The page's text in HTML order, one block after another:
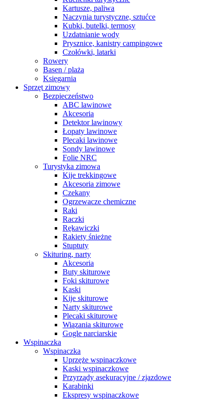
Kartusze, paliwa
Naczynia turystyczne, sztućce
Kubki, butelki, termosy
Uzdatnianie wody
Prysznice, kanistry campingowe
Czołówki, latarki
Rowery
Basen / plaża
Księgarnia
Sprzęt zimowy
Bezpieczeństwo
ABC lawinowe
Akcesoria
Detektor lawinowy
Łopaty lawinowe
Plecaki lawinowe
Sondy lawinowe
Folie NRC
Turystyka zimowa
Kije trekkingowe
Akcesoria zimowe
Czekany
Ogrzewacze chemiczne
Raki
Raczki
Rękawiczki
Rakiety śnieżne
Stuptuty
Skituring, narty
Akcesoria
Buty skiturowe
Foki skiturowe
Kaski
Kije skiturowe
Narty skiturowe
Plecaki skiturowe
Wiązania skiturowe
Gogle narciarskie
Wspinaczka
Wspinaczka
Uprzęże wspinaczkowe
Kaski wspinaczkowe
Przyrządy asekuracyjne / zjazdowe
Karabinki
Ekspresy wspinaczkowe